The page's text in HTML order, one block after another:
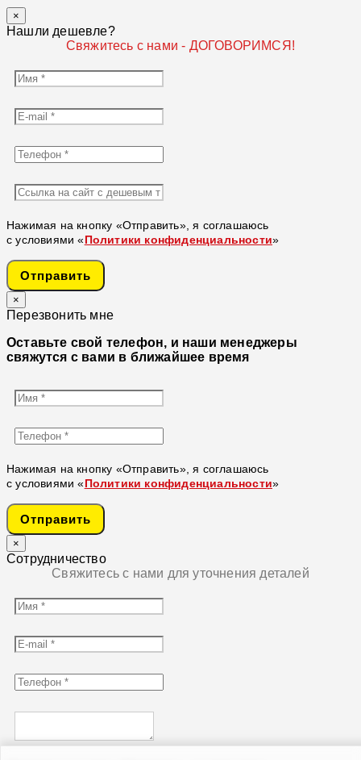
×
Нашли дешевле?
Свяжитесь с нами - ДОГОВОРИМСЯ!
Нажимая на кнопку «Отправить», я соглашаюсь
с условиями « Политики конфиденциальности»
Отправить
×
Перезвонить мне
Оставьте свой телефон, и наши менеджеры
свяжутся с вами в ближайшее время
Нажимая на кнопку «Отправить», я соглашаюсь
с условиями « Политики конфиденциальности»
Отправить
×
Сотрудничество
Свяжитесь с нами для уточнения деталей